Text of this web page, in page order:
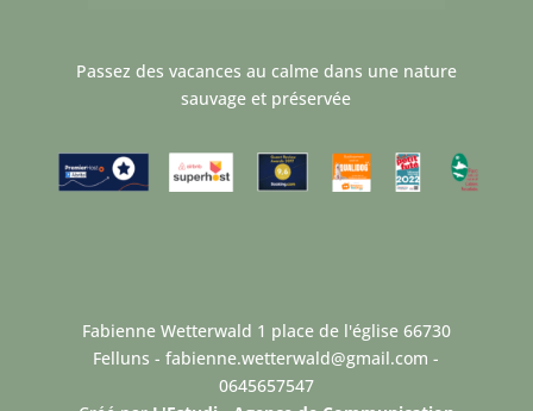
Passez des vacances au calme dans une nature
sauvage et préservée
Fabienne Wetterwald 1 place de l'église 66730
Felluns - fabienne.wetterwald@gmail.com -
0645657547